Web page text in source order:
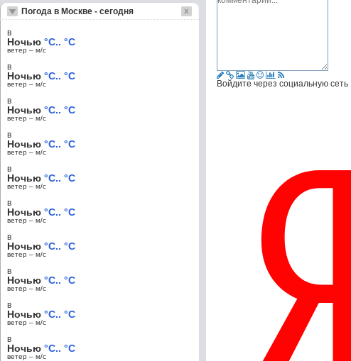
Войдите через социальную сеть
Погода в Москве - сегодня
в
Ночью °C.. °C
ветер – м/c
в
Ночью °C.. °C
ветер – м/c
в
Ночью °C.. °C
ветер – м/c
в
Ночью °C.. °C
ветер – м/c
в
Ночью °C.. °C
ветер – м/c
в
Ночью °C.. °C
ветер – м/c
в
Ночью °C.. °C
ветер – м/c
в
Ночью °C.. °C
ветер – м/c
в
Ночью °C.. °C
ветер – м/c
в
Ночью °C.. °C
ветер – м/c